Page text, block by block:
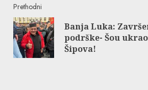
Continue
Reading
Prethodni
Banja Luka:
podrške- Šou
Šipova!